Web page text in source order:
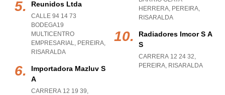
Reunidos Ltda
CALLE 94 14 73
BODEGA19
MULTICENTRO
EMPRESARIAL, PEREIRA,
RISARALDA
Importadora Mazluv S
A
CARRERA 12 19 39,
HERRERA, PEREIRA,
RISARALDA
Radiadores Imcor S A
S
CARRERA 12 24 32,
PEREIRA, RISARALDA